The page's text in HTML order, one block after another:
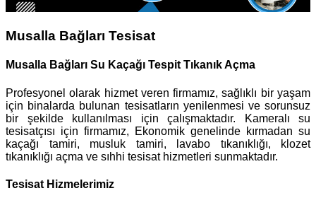
Musalla Bağları Tesisat
Musalla Bağları Su Kaçağı Tespit Tıkanık Açma
Profesyonel olarak hizmet veren firmamız, sağlıklı bir yaşam
için binalarda bulunan tesisatların yenilenmesi ve sorunsuz
bir şekilde kullanılması için çalışmaktadır. Kameralı su
tesisatçısı için firmamız, Ekonomik genelinde kırmadan su
kaçağı tamiri, musluk tamiri, lavabo tıkanıklığı, klozet
tıkanıklığı açma ve sıhhi tesisat hizmetleri sunmaktadır.
Tesisat Hizmelerimiz